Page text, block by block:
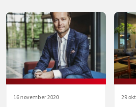
16 november 2020 29